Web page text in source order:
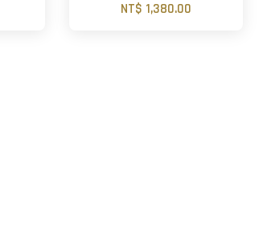
NT$ 1,380.00